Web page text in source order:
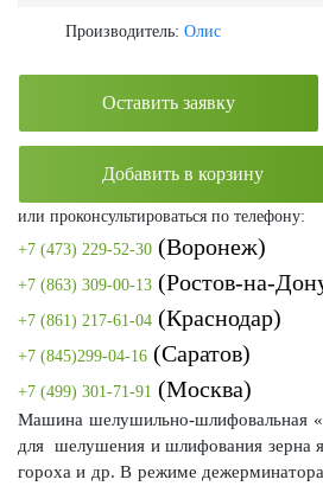
Производитель: Олис
Оставить заявку
Добавить в корзину
или проконсультироваться по телефону:
+7 (473) 229-52-30 (Воронеж)
+7 (863) 309-00-13 (Ростов-на-
+7 (861) 217-61-04 (Краснодар)
+7 (845)299-04-16 (Саратов)
+7 (499) 301-71-91 (Москва)
Машина шелушильно-шлифовальная
для шелушения и шлифования зерна
гороха и др. В режиме